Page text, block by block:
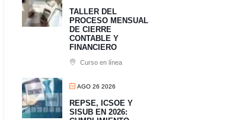
TALLER DEL
PROCESO MENSUAL
DE CIERRE
CONTABLE Y
FINANCIERO
Curso en línea
AGO 26 2026
REPSE, ICSOE Y
SISUB EN 2026: